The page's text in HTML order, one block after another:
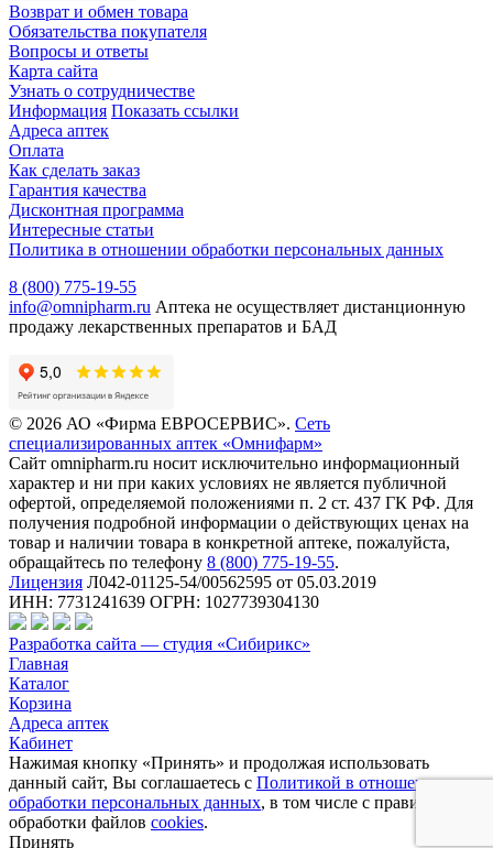
Возврат и обмен товара
Обязательства покупателя
Вопросы и ответы
Карта сайта
Узнать о сотрудничестве
Информация Показать ссылки
Адреса аптек
Оплата
Как сделать заказ
Гарантия качества
Дисконтная программа
Интересные статьи
Политика в отношении обработки персональных данных
8 (800) 775-19-55
info@omnipharm.ru Аптека не осуществляет дистанционную
продажу лекарственных препаратов и БАД
© 2026 АО «Фирма ЕВРОСЕРВИС». Сеть
специализированных аптек «Омнифарм»
Сайт omnipharm.ru носит исключительно информационный
характер и ни при каких условиях не является публичной
офертой, определяемой положениями п. 2 ст. 437 ГК РФ. Для
получения подробной информации о действующих ценах на
товар и наличии товара в конкретной аптеке, пожалуйста,
обращайтесь по телефону 8 (800) 775-19-55.
Лицензия Л042-01125-54/00562595 от 05.03.2019
ИНН: 7731241639 ОГРН: 1027739304130
Разработка сайта — студия «Сибирикс»
Главная
Каталог
Корзина
Адреса аптек
Кабинет
Нажимая кнопку «Принять» и продолжая использовать
данный сайт, Вы соглашаетесь с Политикой в отношении
обработки персональных данных, в том числе с правилами
обработки файлов cookies.
Принять